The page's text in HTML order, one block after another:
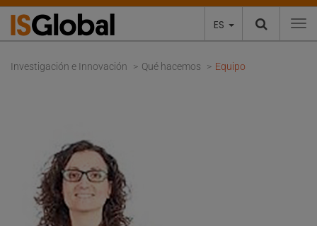
ES
Investigación e Innovación Qué hacemos Equipo